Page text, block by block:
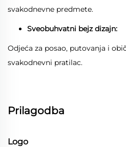
svakodnevne predmete.
Sveobuhvatni bejz dizajn:
Odjeća za posao, putovanja i
svakodnevni pratilac.
Prilagodba
Logo